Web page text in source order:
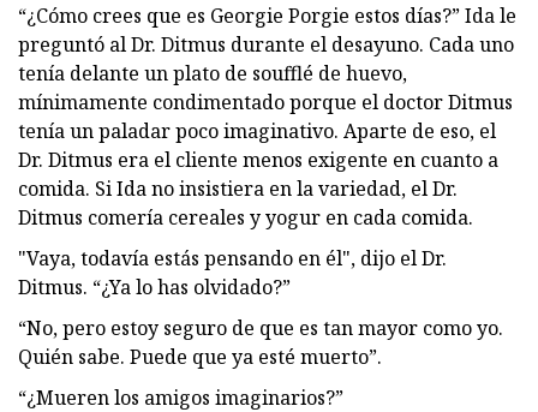
“¿Cómo crees que es Georgie Porgie estos días?” Ida le
preguntó al Dr. Ditmus durante el desayuno. Cada uno
tenía delante un plato de soufflé de huevo,
mínimamente condimentado porque el doctor Ditmus
tenía un paladar poco imaginativo. Aparte de eso, el
Dr. Ditmus era el cliente menos exigente en cuanto a
comida. Si Ida no insistiera en la variedad, el Dr.
Ditmus comería cereales y yogur en cada comida.
"Vaya, todavía estás pensando en él", dijo el Dr.
Ditmus. “¿Ya lo has olvidado?”
“No, pero estoy seguro de que es tan mayor como yo.
Quién sabe. Puede que ya esté muerto”.
“¿Mueren los amigos imaginarios?”